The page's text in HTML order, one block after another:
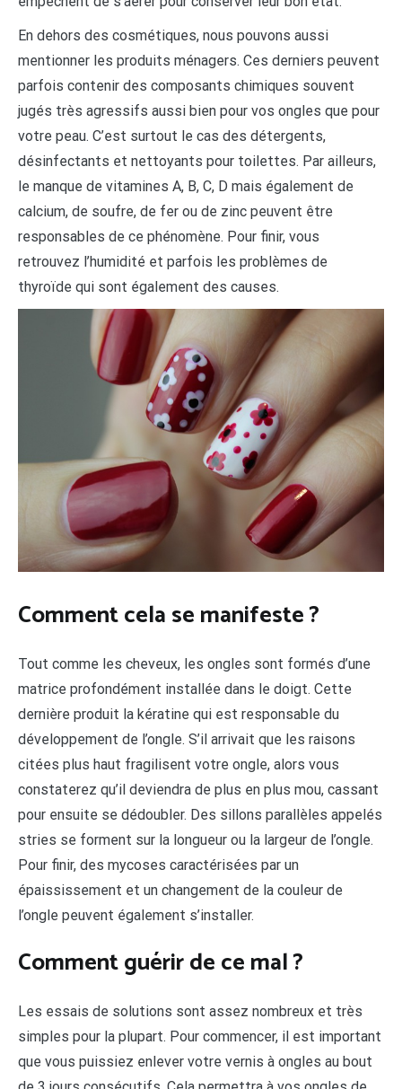
En dehors des cosmétiques, nous pouvons aussi
mentionner les produits ménagers. Ces derniers peuvent
parfois contenir des composants chimiques souvent
jugés très agressifs aussi bien pour vos ongles que pour
votre peau. C’est surtout le cas des détergents,
désinfectants et nettoyants pour toilettes. Par ailleurs,
le manque de vitamines A, B, C, D mais également de
calcium, de soufre, de fer ou de zinc peuvent être
responsables de ce phénomène. Pour finir, vous
retrouvez l’humidité et parfois les problèmes de
thyroïde qui sont également des causes.
Comment cela se manifeste ?
Tout comme les cheveux, les ongles sont formés d’une
matrice profondément installée dans le doigt. Cette
dernière produit la kératine qui est responsable du
développement de l’ongle. S’il arrivait que les raisons
citées plus haut fragilisent votre ongle, alors vous
constaterez qu’il deviendra de plus en plus mou, cassant
pour ensuite se dédoubler. Des sillons parallèles appelés
stries se forment sur la longueur ou la largeur de l’ongle.
Pour finir, des mycoses caractérisées par un
épaississement et un changement de la couleur de
l’ongle peuvent également s’installer.
Comment guérir de ce mal ?
Les essais de solutions sont assez nombreux et très
simples pour la plupart. Pour commencer, il est important
que vous puissiez enlever votre vernis à ongles au bout